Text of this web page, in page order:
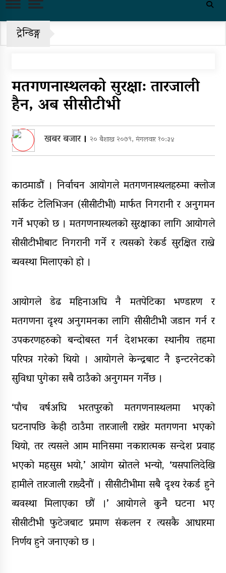
राजमार्ग अवरुद्ध
पुन: एमाले-नेकपा सहकार्यमा, प्रदेशको
भागबण्डा यस्तो छ…
आठ लाख २१ हजार घुससहित सिँचाइ
डिभिजन सर्लाहीका प्रमुख र अधिकृत
पक्राउ
घरमाथि पहिरो खस्दा ३ वर्षीय बालकको
घरमाथिबाट पहिरो खसेपछि १३ घरधुरी
स्थानान्तरण
पाँच लाख घुससहित कर अधिकृत
रंगेहात पक्राऊ
ट्रेन्डिङ्ग
मतगणनास्थलको सुरक्षा: तारजाली
हैन, अब सीसीटीभी
खबर बजार। २० बैशाख २०७९, मंगलवार १०:३४
काठमाडौं । निर्वाचन आयोगले मतगणनास्थलहरुमा क्लोज
सर्किट टेलिभिजन (सीसीटीभी) मार्फत निगरानी र अनुगमन
गर्ने भएको छ । मतगणनास्थलको सुरक्षाका लागि आयोगले
सीसीटीभीबाट निगरानी गर्ने र त्यसको रेकर्ड सुरक्षित राख्ने
व्यवस्था मिलाएको हो ।
आयोगले डेढ महिनाअघि नै मतपेटिका भण्डारण र
मतगणना दृश्य अनुगमनका लागि सीसीटीभी जडान गर्न र
उपकरणहरुको बन्दोबस्त गर्न देशभरका स्थानीय तहमा
परिपत्र गरेको थियो । आयोगले केन्द्रबाट नै इन्टरनेटको
सुविधा पुगेका सबै ठाउँको अनुगमन गर्नेछ ।
‘पाँच वर्षअघि भरतपुरको मतगणनास्थलमा भएको
घटनापछि केही ठाउँमा तारजाली राखेर मतगणना भएको
थियो, तर त्यसले आम मानिसमा नकारात्मक सन्देश प्रवाह
भएको महसुस भयो,’ आयोग स्रोतले भन्यो, ‘यसपालिदेखि
हामीले तारजाली राख्दैनौं । सीसीटीभीमा सबै दृश्य रेकर्ड हुने
व्यवस्था मिलाएका छौं ।’ आयोगले कुनै घटना भए
सीसीटीभी फुटेजबाट प्रमाण संकलन र त्यसकै आधारमा
निर्णय हुने जनाएको छ ।